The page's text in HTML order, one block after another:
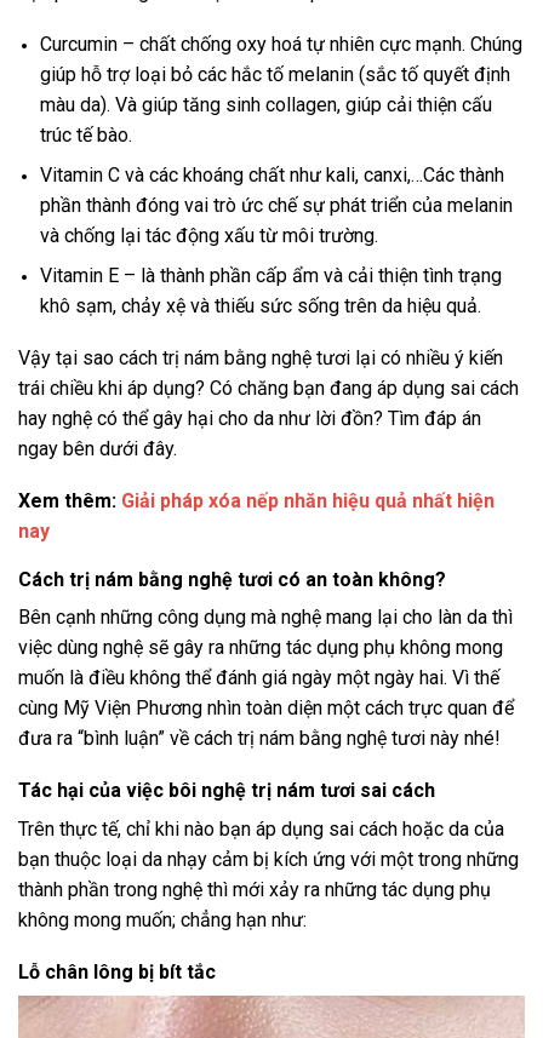
Curcumin – chất chống oxy hoá tự nhiên cực mạnh. Chúng
giúp hỗ trợ loại bỏ các hắc tố melanin (sắc tố quyết định
màu da). Và giúp tăng sinh collagen, giúp cải thiện cấu
trúc tế bào.
Vitamin C và các khoáng chất như kali, canxi,…Các thành
phần thành đóng vai trò ức chế sự phát triển của melanin
và chống lại tác động xấu từ môi trường.
Vitamin E – là thành phần cấp ẩm và cải thiện tình trạng
khô sạm, chảy xệ và thiếu sức sống trên da hiệu quả.
Vậy tại sao cách trị nám bằng nghệ tươi lại có nhiều ý kiến
trái chiều khi áp dụng? Có chăng bạn đang áp dụng sai cách
hay nghệ có thể gây hại cho da như lời đồn? Tìm đáp án
ngay bên dưới đây.
Xem thêm: Giải pháp xóa nếp nhăn hiệu quả nhất hiện
nay
Cách trị nám bằng nghệ tươi có an toàn không?
Bên cạnh những công dụng mà nghệ mang lại cho làn da thì
việc dùng nghệ sẽ gây ra những tác dụng phụ không mong
muốn là điều không thể đánh giá ngày một ngày hai. Vì thế
cùng Mỹ Viện Phương nhìn toàn diện một cách trực quan để
đưa ra “bình luận” về cách trị nám bằng nghệ tươi này nhé!
Tác hại của việc bôi nghệ trị nám tươi sai cách
Trên thực tế, chỉ khi nào bạn áp dụng sai cách hoặc da của
bạn thuộc loại da nhạy cảm bị kích ứng với một trong những
thành phần trong nghệ thì mới xảy ra những tác dụng phụ
không mong muốn; chẳng hạn như:
Lỗ chân lông bị bít tắc